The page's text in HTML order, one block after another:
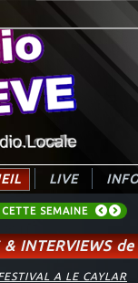
LIVE
SEMAINE
& INTERVIEWS
A LE CAYLAR